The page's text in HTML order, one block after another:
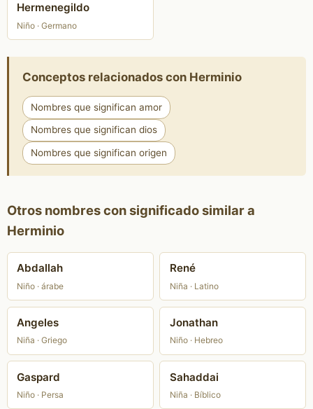
Hermenegildo
Niño · Germano
Conceptos relacionados con Herminio
Nombres que significan amor
Nombres que significan dios
Nombres que significan origen
Otros nombres con significado similar a
Herminio
Abdallah
Niño · árabe
René
Niña · Latino
Angeles
Niña · Griego
Jonathan
Niño · Hebreo
Gaspard
Niño · Persa
Sahaddai
Niña · Bíblico